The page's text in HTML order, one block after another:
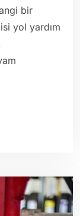
bir
yol yardım